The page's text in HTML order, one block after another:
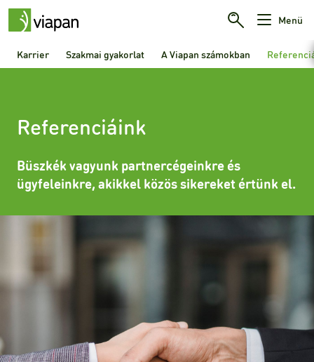
Menü
Karrier Szakmai gyakorlat A Viapan számokban
Referenciáink
Büszkék vagyunk partnercégeinkre és
ügyfeleinkre, akikkel közös sikereket értünk el.